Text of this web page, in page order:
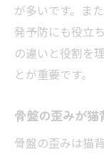
が多いです。ま
発予防にも役立
の違いと役割を
とが重要です。
骨盤の歪みが猫
骨盤の歪みは猫